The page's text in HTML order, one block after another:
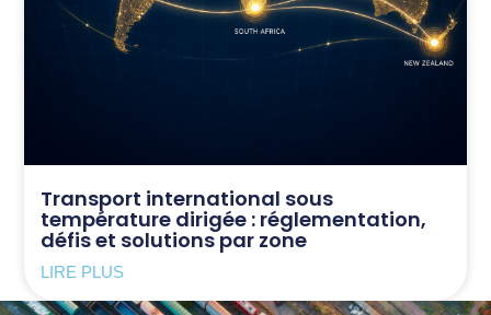
Transport international sous
température dirigée : réglementation,
défis et solutions par zone
LIRE PLUS